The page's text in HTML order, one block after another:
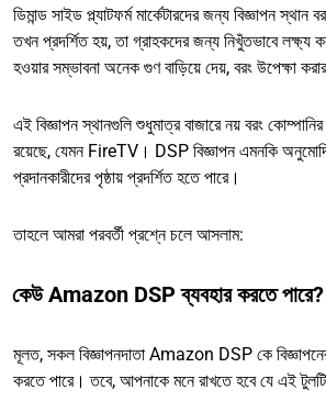
ডিমান্ড সাইড প্ল্যাটফর্ম মার্কেটারদের জন্য বিজ্ঞাপন স্থান
তখন প্রদর্শিত হয়, তা গ্রাহকদের জন্য নিখুঁতভাবে লক্ষ্য
হওয়ার সম্ভাবনা অনেক গুণ বাড়িয়ে দেয়, বরং উপেক্ষা
এই বিজ্ঞাপন স্থানগুলি শুধুমাত্র বাজারে নয় বরং
রয়েছে, যেমন FireTV। DSP বিজ্ঞাপন এমনকি
প্রদানকারীদের পৃষ্ঠায় প্রদর্শিত হতে পারে।
তাহলে আমরা পরবর্তী প্রশ্নে চলে আসলাম:
কেউ Amazon DSP ব্যবহার করতে পারে?
মূলত, সকল বিজ্ঞাপনদাতা Amazon DSP কে
করতে পারে। তবে, আপনাকে মনে রাখতে হবে যে এই টুলটি